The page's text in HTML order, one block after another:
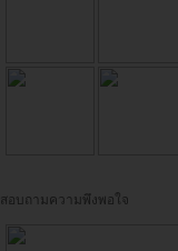
สอบถามความพึงพอใจ